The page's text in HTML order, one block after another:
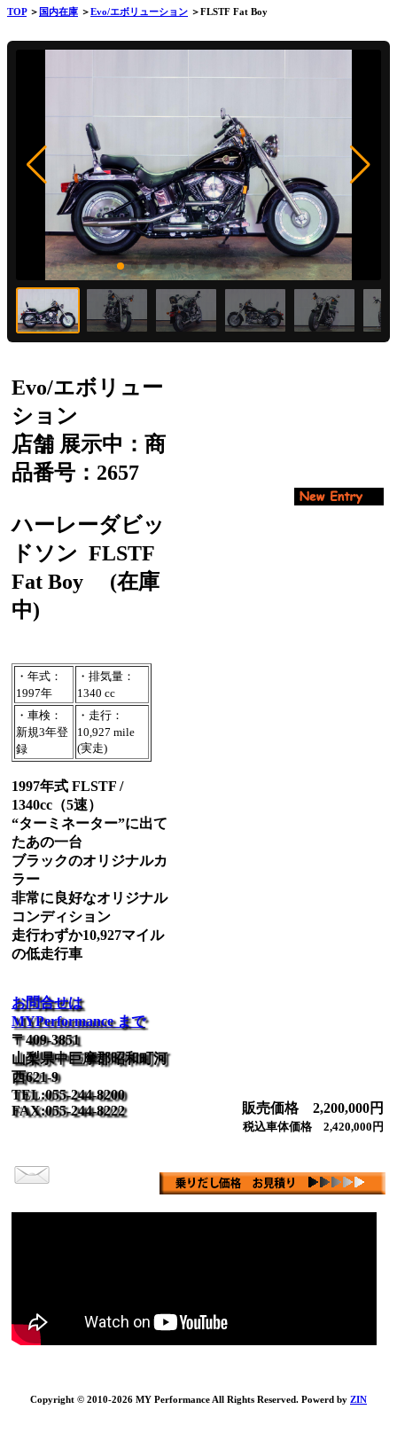
TOP＞ 国内在庫 ＞Evo/エボリューション ＞FLSTF Fat Boy
Evo/エボリュー
ション
店舗 展示中：商
品番号：2657
ハーレーダビッ
ドソン FLSTF
Fat Boy
(在庫
中)
・年式：
1997年
・排気量：
1340 cc
・車検：
新規3年登
録
・走行：
10,927 mile
(実走)
1997年式 FLSTF /
1340cc（5速）
“ターミネーター”に出て
たあの一台
ブラックのオリジナルカ
ラー
非常に良好なオリジナル
コンディション
走行わずか10,927マイル
の低走行車
お問合せは
MYPerformance まで
〒409-3851
山梨県中巨摩郡昭和町河
西621-9
TEL:055-244-8200
FAX:055-244-8222
販売価格 2,200,000円
税込車体価格 2,420,000円
Copyright © 2010-2026 MY Performance All Rights Reserved. Powerd by ZIN